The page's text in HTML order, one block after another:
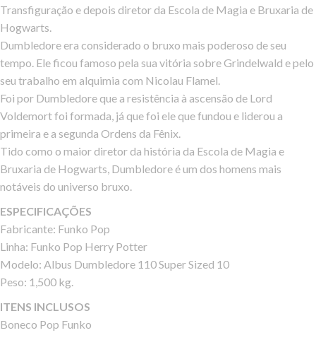
Transfiguração e depois diretor da Escola de Magia e Bruxaria de
Hogwarts.
Dumbledore era considerado o bruxo mais poderoso de seu
tempo. Ele ficou famoso pela sua vitória sobre Grindelwald e pelo
seu trabalho em alquimia com Nicolau Flamel.
Foi por Dumbledore que a resistência à ascensão de Lord
Voldemort foi formada, já que foi ele que fundou e liderou a
primeira e a segunda Ordens da Fênix.
Tido como o maior diretor da história da Escola de Magia e
Bruxaria de Hogwarts, Dumbledore é um dos homens mais
notáveis do universo bruxo.
ESPECIFICAÇÕES
Fabricante: Funko Pop
Linha: Funko Pop Herry Potter
Modelo: Albus Dumbledore 110 Super Sized 10
Peso: 1,500 kg.
ITENS INCLUSOS
Boneco Pop Funko